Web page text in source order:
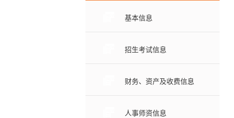
基本信息
招生考试信息
财务、资产及收费信息
人事师资信息